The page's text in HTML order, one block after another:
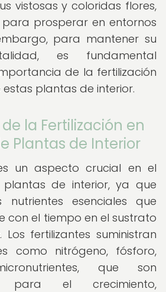
vistosas y coloridas flores,
prosperar en entornos
para mantener su
es fundamental
de la fertilización
plantas de interior.
la Fertilización en
Plantas de Interior
un aspecto crucial en el
de interior, ya que
nutrientes esenciales que
con el tiempo en el sustrato
fertilizantes suministran
como nitrógeno, fósforo,
que son
para el crecimiento,